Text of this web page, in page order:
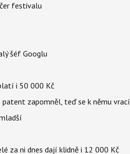
festivalu
šéf Googlu
i 50 000 Kč
zapomněl, teď se k němu vrací
za ni dnes dají klidně i 12 000 Kč